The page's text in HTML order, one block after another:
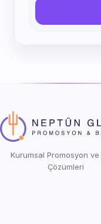
Kurumsal Promosyon ve
Çözümleri